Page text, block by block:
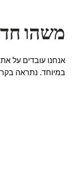
משהו
אנחנו עובדים על
במיוחד. נתראה